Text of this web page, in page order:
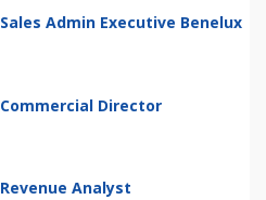
Sales Admin Executive Benelux
Commercial Director
Revenue Analyst